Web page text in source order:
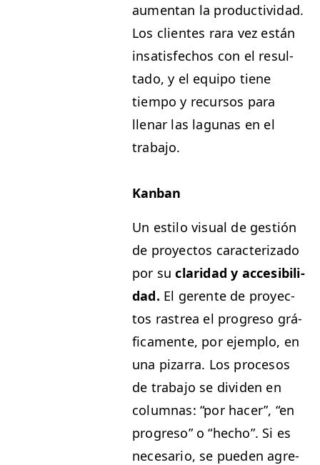
aumen­tan la pro­duc­tivi­dad.
Los clientes rara vez están
insat­is­fe­chos con el resul­
ta­do, y el equipo tiene
tiem­po y recur­sos para
llenar las lagu­nas en el
trabajo.
Kan­ban
Un esti­lo visu­al de gestión
de proyec­tos car­ac­ter­i­za­do
por suclar­i­dad y acce­si­bil­i­
dad. El ger­ente de proyec­
tos ras­trea el pro­gre­so grá­
fi­ca­mente, por ejem­p­lo, en
una pizarra. Los pro­ce­sos
de tra­ba­jo se div­i­den en
colum­nas: “por hac­er”, “en
pro­gre­so” o“hecho”. Si es
nece­sario, se pueden agre­